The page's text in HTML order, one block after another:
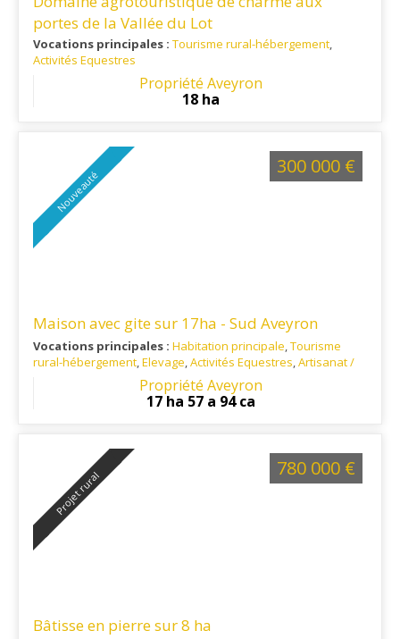
portes de la Vallée du Lot
Vocations principales : Tourisme rural-hébergement,
Activités Equestres
: A mi-chemin entre VILLEFRANCHE DE
ROUERGUE et FIGEACPropriété Aveyron
18 ha
Nouveauté
Maison avec gite sur 17ha - Sud Aveyron
Vocations principales : Habitation principale,Tourisme
rural-hébergement,Elevage,Activités Equestres,Artisanat /
: sur les hauteurs du village de CAMARES
Propriété Aveyron
17 ha 57 a 94 ca
300 000 €
Projet rural
Bâtisse en pierre sur 8 ha
780 000 €